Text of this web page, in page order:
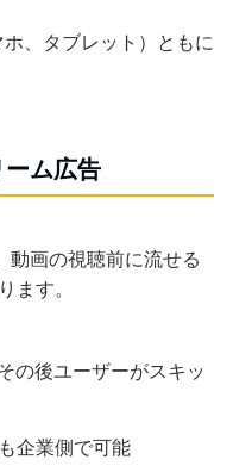
、タブレット）ともに
ム広告
動画の視聴前に流せる
ます。
の後ユーザーがスキッ
企業側で可能